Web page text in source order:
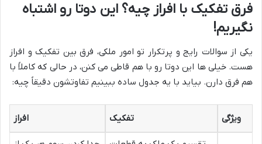
فرق تفکیک با افراز چیه؟ این دوتا رو اشتباه
نگیریم!
یکی از سوالات رایج و پرتکرار تو امور ملکی، فرق بین تفکیک و افراز
هست. خیلی ها این دوتا رو با هم قاطی می کنن، در حالی که کاملاً با
هم فرق دارن. بیاید با یه جدول ساده ببینیم تفاوتشون دقیقاً چیه:
ویژگی تفکیک افراز